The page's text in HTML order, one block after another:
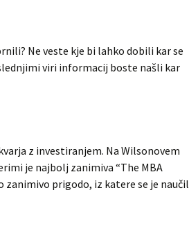
Ne veste kje bi lahko dobili kar se
viri informacij boste našli kar
z investiranjem. Na Wilsonovem
je najbolj zanimiva “The MBA
zanimivo prigodo, iz katere se je naučil